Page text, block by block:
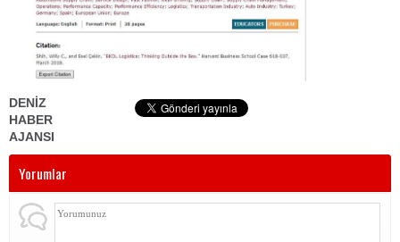
DENİZ
HABER
AJANSI
Yorumlar